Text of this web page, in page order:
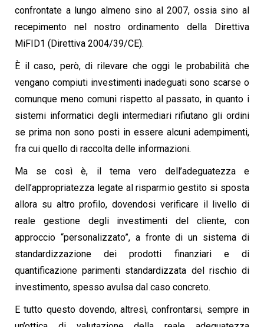
confrontate a lungo almeno sino al 2007, ossia sino al
recepimento nel nostro ordinamento della Direttiva
MiFID1 (Direttiva 2004/39/CE).
È il caso, però, di rilevare che oggi le probabilità che
vengano compiuti investimenti inadeguati sono scarse o
comunque meno comuni rispetto al passato, in quanto i
sistemi informatici degli intermediari rifiutano gli ordini
se prima non sono posti in essere alcuni adempimenti,
fra cui quello di raccolta delle informazioni.
Ma se così è, il tema vero dell’adeguatezza e
dell’appropriatezza legate al risparmio gestito si sposta
allora su altro profilo, dovendosi verificare il livello di
reale gestione degli investimenti del cliente, con
approccio “personalizzato”, a fronte di un sistema di
standardizzazione dei prodotti finanziari e di
quantificazione parimenti standardizzata del rischio di
investimento, spesso avulsa dal caso concreto.
E tutto questo dovendo, altresì, confrontarsi, sempre in